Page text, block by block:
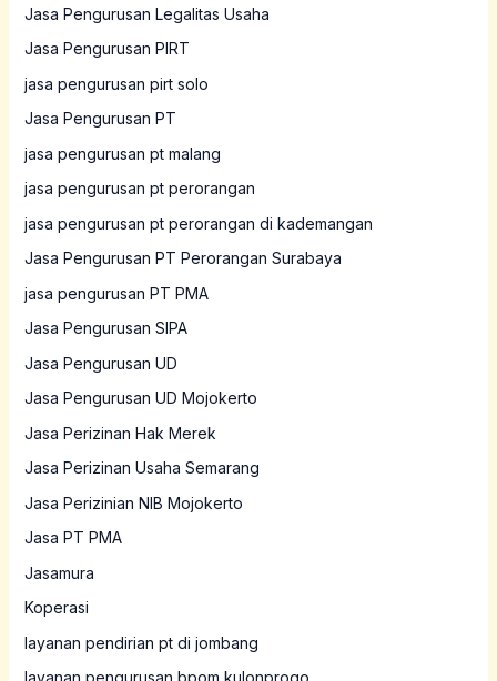
Jasa Pengurusan Legalitas Usaha
Jasa Pengurusan PIRT
jasa pengurusan pirt solo
Jasa Pengurusan PT
jasa pengurusan pt malang
jasa pengurusan pt perorangan
jasa pengurusan pt perorangan di kademangan
Jasa Pengurusan PT Perorangan Surabaya
jasa pengurusan PT PMA
Jasa Pengurusan SIPA
Jasa Pengurusan UD
Jasa Pengurusan UD Mojokerto
Jasa Perizinan Hak Merek
Jasa Perizinan Usaha Semarang
Jasa Perizinian NIB Mojokerto
Jasa PT PMA
Jasamura
Koperasi
layanan pendirian pt di jombang